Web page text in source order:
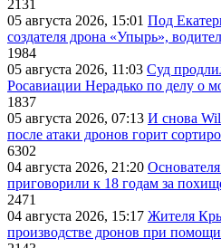
2131
05 августа 2026, 15:01 Под
создателя дрона «Упырь»,
1984
05 августа 2026, 11:03 Суд
Росавиации Нерадько по делу о
1837
05 августа 2026, 07:13 И снова
после атаки дронов горит
6302
04 августа 2026, 21:20
приговорили к 18 годам за
2471
04 августа 2026, 15:17 Жителя
производстве дронов при